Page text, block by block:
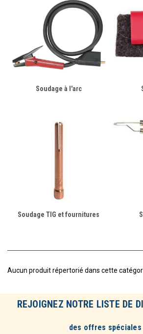
Soudage à l'arc
Soudage TIG et fournitures
Aucun produit répertorié dans cette
REJOIGNEZ NOTRE LISTE DE
des offres spéciales